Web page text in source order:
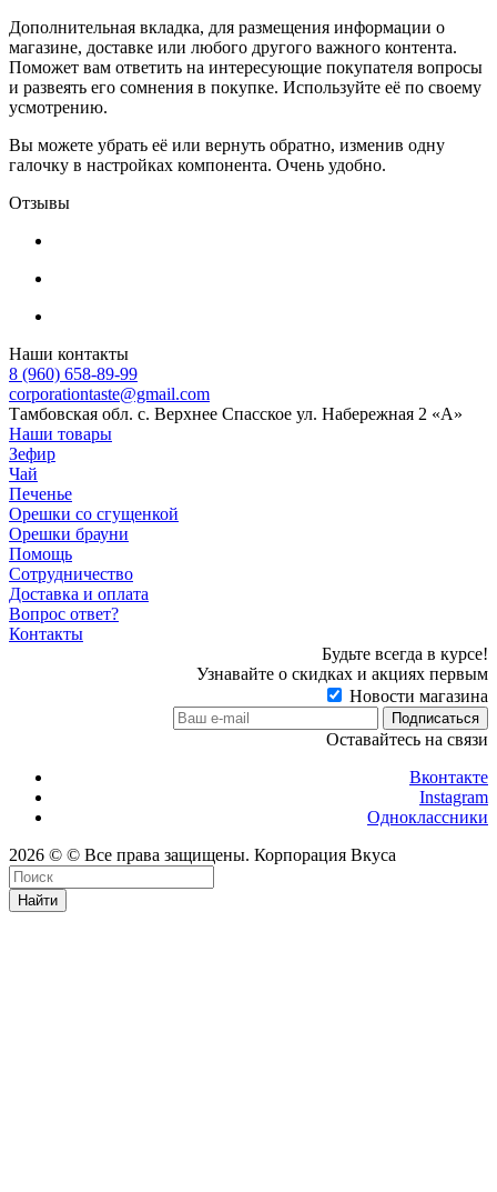
Дополнительная вкладка, для размещения информации о
магазине, доставке или любого другого важного контента.
Поможет вам ответить на интересующие покупателя вопросы
и развеять его сомнения в покупке. Используйте её по своему
усмотрению.
Вы можете убрать её или вернуть обратно, изменив одну
галочку в настройках компонента. Очень удобно.
Отзывы
Наши контакты
8 (960) 658-89-99
corporationtaste@gmail.com
Тамбовская обл. с. Верхнее Спасское ул. Набережная 2 «А»
Наши товары
Зефир
Чай
Печенье
Орешки со сгущенкой
Орешки брауни
Помощь
Сотрудничество
Доставка и оплата
Вопрос ответ?
Контакты
Будьте всегда в курсе!
Узнавайте о скидках и акциях первым
Новости магазина
Оставайтесь на связи
Вконтакте
Instagram
Одноклассники
2026 © © Все права защищены. Корпорация Вкуса
Найти